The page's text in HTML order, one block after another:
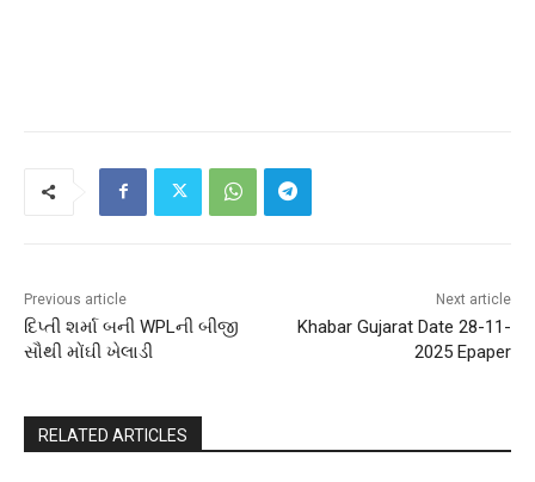
Previous article
દિપ્તી શર્મા બની WPLની બીજી
સૌથી મોંઘી ખેલાડી
Next article
Khabar Gujarat Date 28-11-
2025 Epaper
RELATED ARTICLES